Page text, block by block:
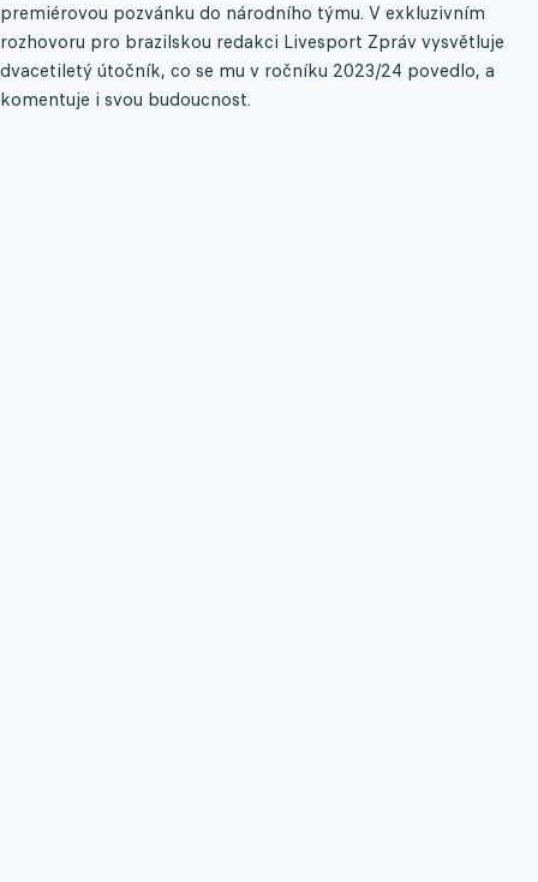
premiérovou pozvánku do národního týmu. V exkluzivním
rozhovoru pro brazilskou redakci Livesport Zpráv vysvětluje
dvacetiletý útočník, co se mu v ročníku 2023/24 povedlo, a
komentuje i svou budoucnost.